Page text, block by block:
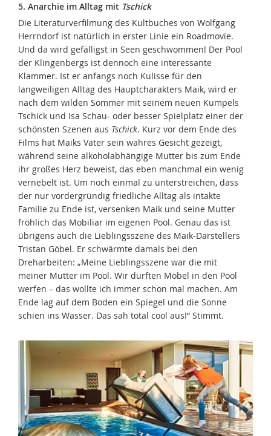
5. Anarchie im Alltag mit Tschick
Die Literaturverfilmung des Kultbuches von Wolfgang
Herrndorf ist natürlich in erster Linie ein Roadmovie.
Und da wird gefälligst in Seen geschwommen! Der Pool
der Klingenbergs ist dennoch eine interessante
Klammer. Ist er anfangs noch Kulisse für den
langweiligen Alltag des Hauptcharakters Maik, wird er
nach dem wilden Sommer mit seinem neuen Kumpels
Tschick und Isa Schau- oder besser Spielplatz einer der
schönsten Szenen aus Tschick. Kurz vor dem Ende des
Films hat Maiks Vater sein wahres Gesicht gezeigt,
während seine alkoholabhängige Mutter bis zum Ende
ihr großes Herz beweist, das eben manchmal ein wenig
vernebelt ist. Um noch einmal zu unterstreichen, dass
der nur vordergründig friedliche Alltag als intakte
Familie zu Ende ist, versenken Maik und seine Mutter
fröhlich das Mobiliar im eigenen Pool. Genau das ist
übrigens auch die Lieblingsszene des Maik-Darstellers
Tristan Göbel. Er schwärmte damals bei den
Dreharbeiten: „Meine Lieblingsszene war die mit
meiner Mutter im Pool. Wir durften Möbel in den Pool
werfen – das wollte ich immer schon mal machen. Am
Ende lag auf dem Boden ein Spiegel und die Sonne
schien ins Wasser. Das sah total cool aus!“ Stimmt.